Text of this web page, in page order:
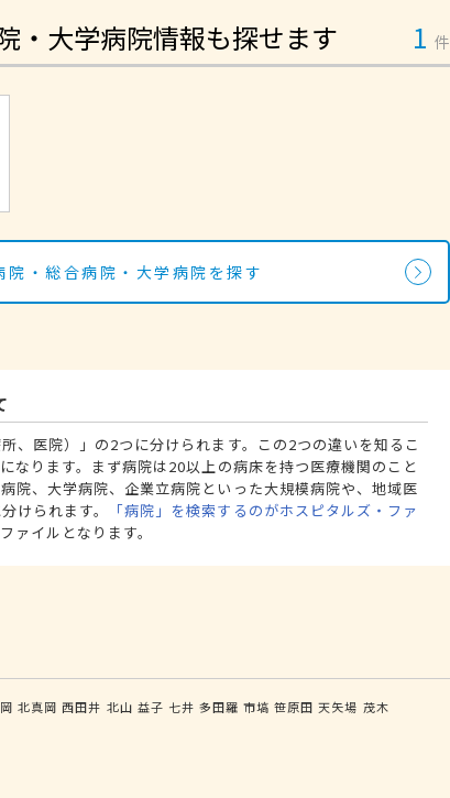
・大学病院情報も探せます 1 件
・総合病院・大学病院を探す
、医院）」の2つに分けられます。この2つの違いを知るこ
なります。まず病院は20以上の病床を持つ医療機関のこと
院、大学病院、企業立病院といった大規模病院や、地域医
けられます。
「病院」を検索するのがホスピタルズ・ファ
ァイルとなります。
北真岡 西田井 北山 益子 七井 多田羅 市塙 笹原田 天矢場 茂木